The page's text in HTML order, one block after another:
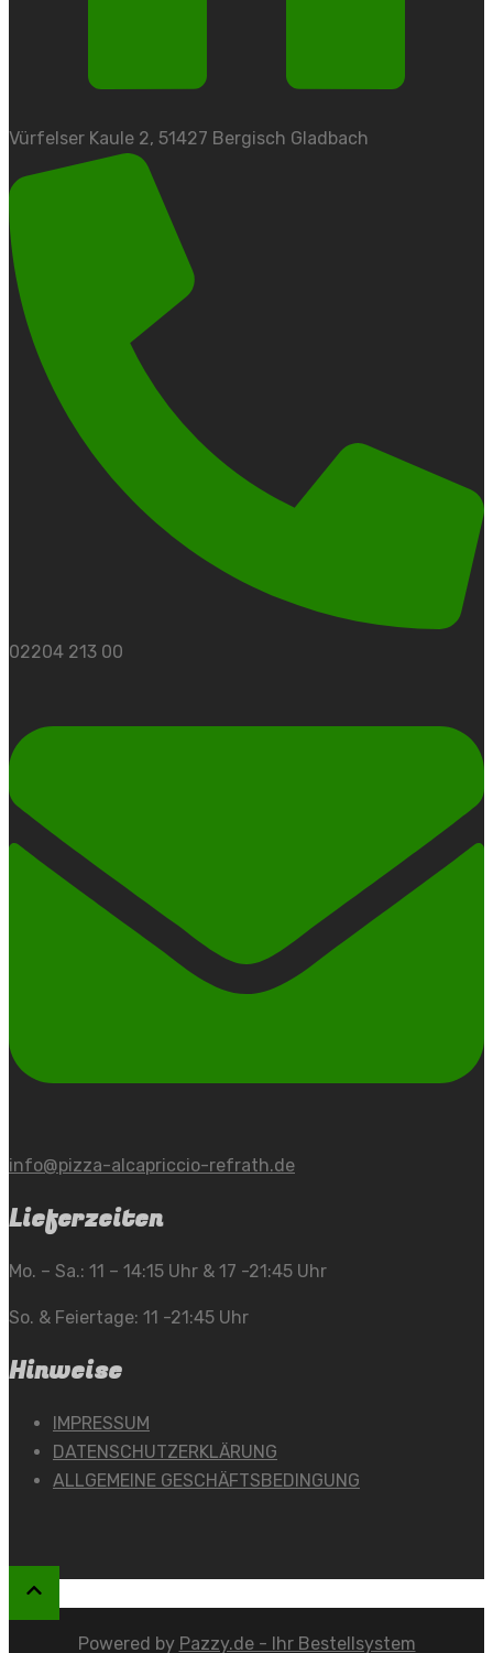
Vürfelser Kaule 2, 51427 Bergisch Gladbach
02204 213 00
info@pizza-alcapriccio-refrath.de
Lieferzeiten
Mo. – Sa.: 11 – 14:15 Uhr & 17 -21:45 Uhr
So. & Feiertage: 11 -21:45 Uhr
Hinweise
IMPRESSUM
DATENSCHUTZERKLÄRUNG
ALLGEMEINE GESCHÄFTSBEDINGUNG
Powered by Pazzy.de - Ihr Bestellsystem